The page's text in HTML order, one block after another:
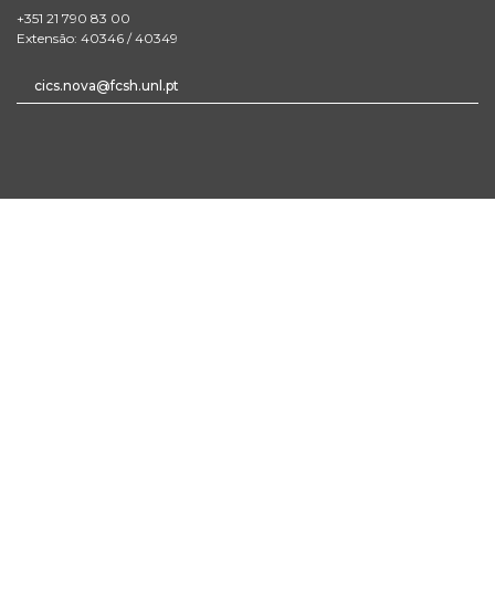
+351 21 790 83 00
Extensão: 40346 / 40349
cics.nova@fcsh.unl.pt